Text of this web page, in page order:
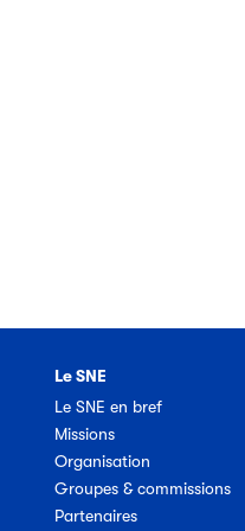
Le SNE
Le SNE en bref
Missions
Organisation
Groupes & commissions
Partenaires